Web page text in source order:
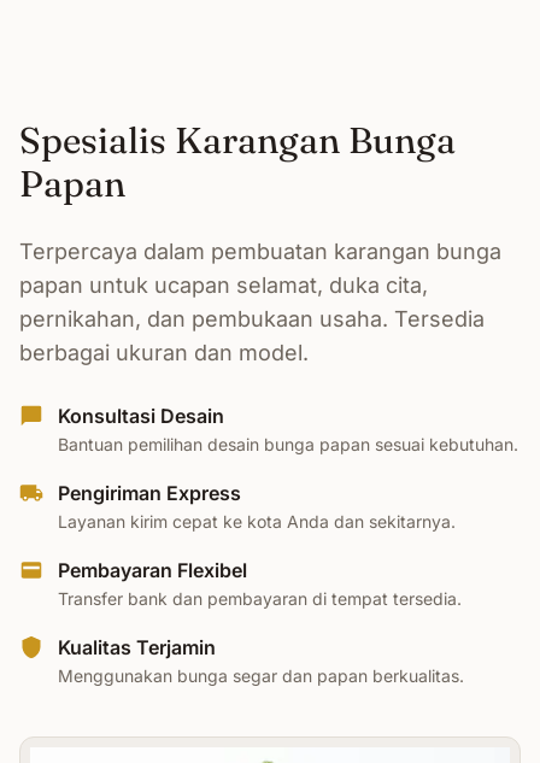
Spesialis Karangan Bunga
Papan
Terpercaya dalam pembuatan karangan bunga
papan untuk ucapan selamat, duka cita,
pernikahan, dan pembukaan usaha. Tersedia
berbagai ukuran dan model.
Konsultasi Desain
Bantuan pemilihan desain bunga papan sesuai kebutuhan.
Pengiriman Express
Layanan kirim cepat ke kota Anda dan sekitarnya.
Pembayaran Flexibel
Transfer bank dan pembayaran di tempat tersedia.
Kualitas Terjamin
Menggunakan bunga segar dan papan berkualitas.